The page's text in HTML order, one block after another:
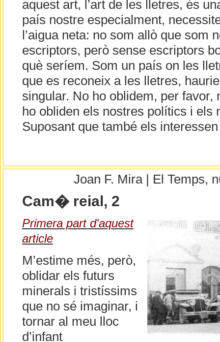
aquest art, l’art de les lletres, és
país nostre especialment,
l’aigua neta: no som allò que som
escriptors, però sense escriptors
què seríem. Som un país on les
que es reconeix a les lletres,
singular. No ho oblidem, per favor,
ho obliden els nostres polítics i els
Suposant que també els
Joan F. Mira | El Temps,
Cam� reial, 2
Primera part d'aquest
article
M’estime més, però,
oblidar els futurs
minerals i tristíssims
que no sé imaginar, i
tornar al meu lloc
d’infant